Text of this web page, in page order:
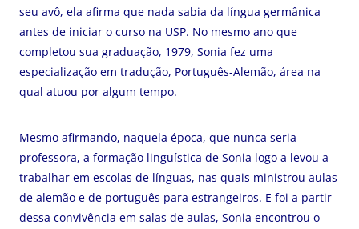
seu avô, ela afirma que nada sabia da língua germânica
antes de iniciar o curso na USP. No mesmo ano que
completou sua graduação, 1979, Sonia fez uma
especialização em tradução, Português-Alemão, área na
qual atuou por algum tempo.
Mesmo afirmando, naquela época, que nunca seria
professora, a formação linguística de Sonia logo a levou a
trabalhar em escolas de línguas, nas quais ministrou aulas
de alemão e de português para estrangeiros. E foi a partir
dessa convivência em salas de aulas, Sonia encontrou o